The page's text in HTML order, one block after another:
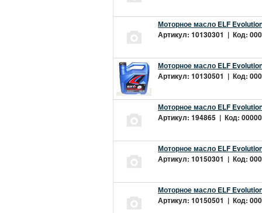
Моторное масло ELF
Артикул: 10130301 | Код:
Моторное масло ELF
Артикул: 10130501 | Код:
Моторное масло ELF
Артикул: 194865 | Код:
Моторное масло ELF
Артикул: 10150301 | Код:
Моторное масло ELF
Артикул: 10150501 | Код: